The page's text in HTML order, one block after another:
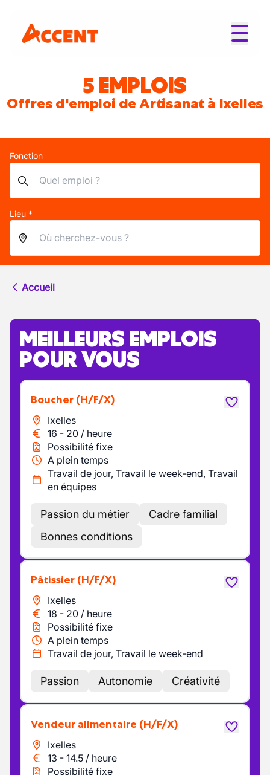
5 EMPLOIS
Offres d'emploi de Artisanat à Ixelles
Fonction
Lieu *
Accueil
MEILLEURS EMPLOIS
POUR VOUS
Boucher (H/F/X)
Ixelles
16 - 20 / heure
Possibilité fixe
A plein temps
Travail de jour, Travail le week-end, Travail
en équipes
Passion du métier
Cadre familial
Bonnes conditions
Pâtissier (H/F/X)
Ixelles
18 - 20 / heure
Possibilité fixe
A plein temps
Travail de jour, Travail le week-end
Passion Autonomie Créativité
Vendeur alimentaire (H/F/X)
Ixelles
13 - 14.5 / heure
Possibilité fixe